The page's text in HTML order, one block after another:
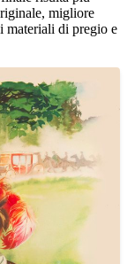
migliore
materiali di pregio e